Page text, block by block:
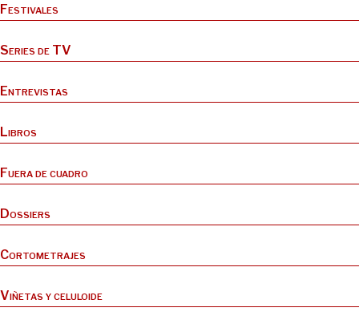
Festivales
Series de TV
Entrevistas
Libros
Fuera de cuadro
Dossiers
Cortometrajes
Viñetas y celuloide